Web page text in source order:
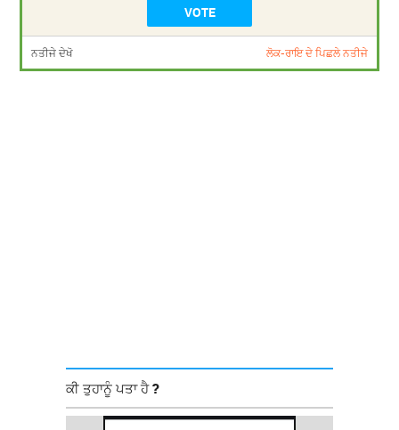
ਨਤੀਜੇ ਦੇਖੋ ਲੋਕ-ਰਾਇ ਦੇ ਪਿਛਲੇ ਨਤੀਜੇ
ਕੀ ਤੁਹਾਨੂੰ ਪਤਾ ਹੈ ?